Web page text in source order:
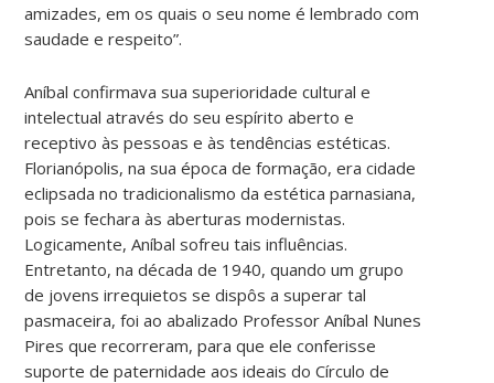
amizades, em os quais o seu nome é lembrado com
saudade e respeito”.
Aníbal confirmava sua superioridade cultural e
intelectual através do seu espírito aberto e
receptivo às pessoas e às tendências estéticas.
Florianópolis, na sua época de formação, era cidade
eclipsada no tradicionalismo da estética parnasiana,
pois se fechara às aberturas modernistas.
Logicamente, Aníbal sofreu tais influências.
Entretanto, na década de 1940, quando um grupo
de jovens irrequietos se dispôs a superar tal
pasmaceira, foi ao abalizado Professor Aníbal Nunes
Pires que recorreram, para que ele conferisse
suporte de paternidade aos ideais do Círculo de